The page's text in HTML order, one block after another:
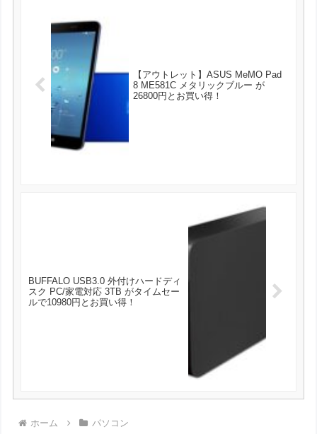
【アウトレット】ASUS MeMO Pad
8 ME581C メタリックブルー が
26800円とお買い得！
BUFFALO USB3.0 外付けハードディ
スク PC/家電対応 3TB がタイムセー
ルで10980円とお買い得！
ホーム パソコン